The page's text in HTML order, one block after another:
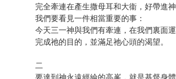
完全牽連在產生撒母耳和大衞，好帶進
我們要看見一件相當重要的事：
今天三一神與我們有牽連，在我們裏面
完成祂的目的，並滿足祂心頭的渴望。
二
要達到神永遠經綸的高峯，就是基督身體